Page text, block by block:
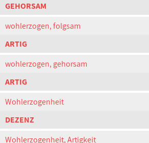
GEHORSAM
wohlerzogen, folgsam
ARTIG
wohlerzogen, gehorsam
ARTIG
Wohlerzogenheit
DEZENZ
Wohlerzogenheit, Artigkeit